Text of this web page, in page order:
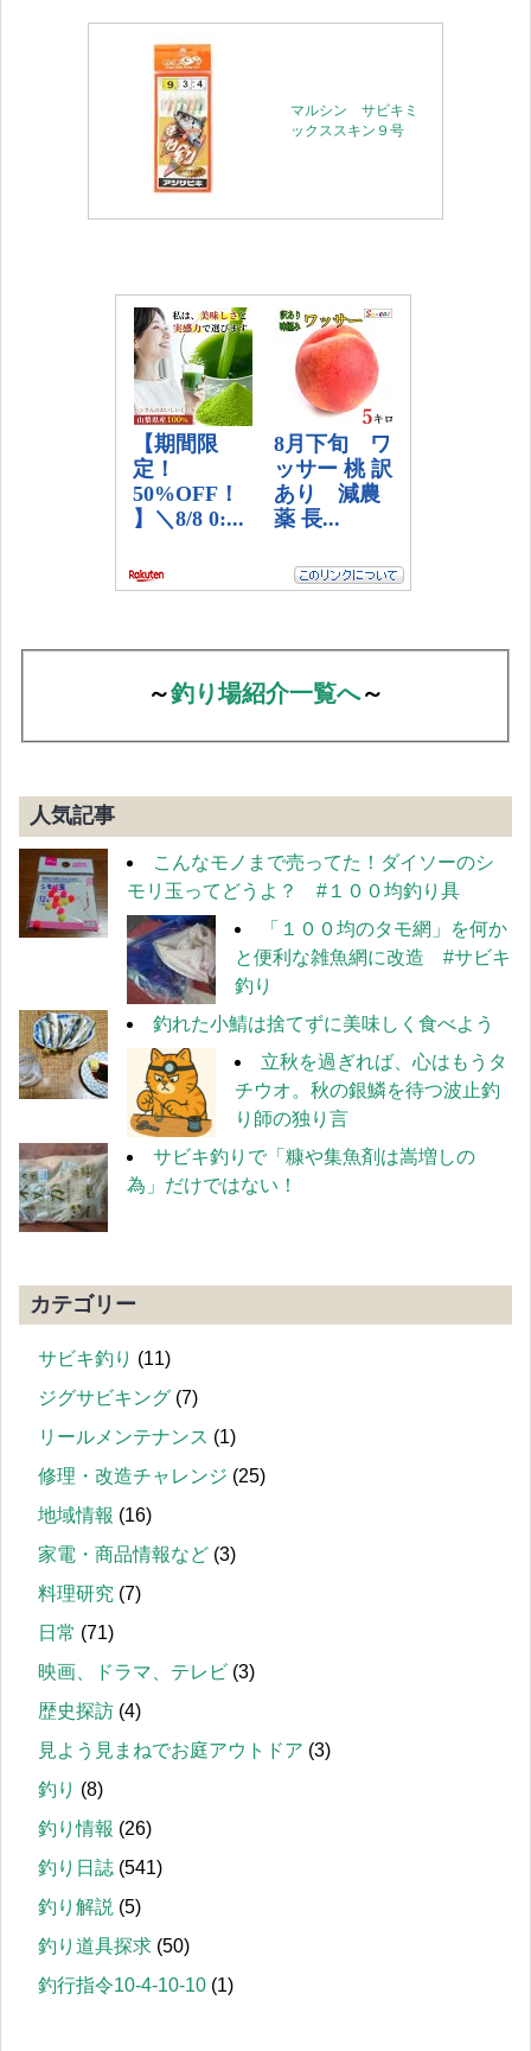
マルシン サビキミ
ックススキン９号
～釣り場紹介一覧へ～
人気記事
こんなモノまで売ってた！ダイソーのシ
モリ玉ってどうよ？ #１００均釣り具
「１００均のタモ網」を何か
と便利な雑魚網に改造 #サビキ
釣り
釣れた小鯖は捨てずに美味しく食べよう
立秋を過ぎれば、心はもうタ
チウオ。秋の銀鱗を待つ波止釣
り師の独り言
サビキ釣りで「糠や集魚剤は嵩増しの
為」だけではない！
カテゴリー
サビキ釣り (11)
ジグサビキング (7)
リールメンテナンス (1)
修理・改造チャレンジ (25)
地域情報 (16)
家電・商品情報など (3)
料理研究 (7)
日常 (71)
映画、ドラマ、テレビ (3)
歴史探訪 (4)
見よう見まねでお庭アウトドア (3)
釣り (8)
釣り情報 (26)
釣り日誌 (541)
釣り解説 (5)
釣り道具探求 (50)
釣行指令10-4-10-10 (1)